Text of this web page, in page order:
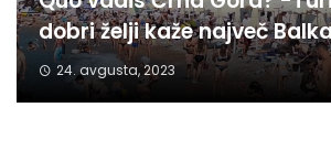
dobri želji kaže največ
24. avgusta, 2023